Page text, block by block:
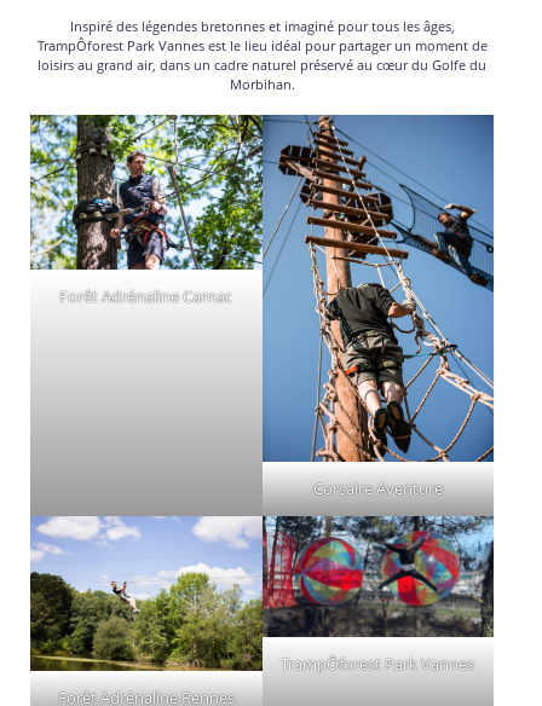
Inspiré des légendes bretonnes et imaginé pour tous les âges,
TrampÔforest Park Vannes est le lieu idéal pour partager un moment de
loisirs au grand air, dans un cadre naturel préservé au cœur du Golfe du
Morbihan.
Forêt Adrénaline Carnac
Corsaire Aventure
Forêt Adrénaline Rennes
TrampÔforest Park Vannes